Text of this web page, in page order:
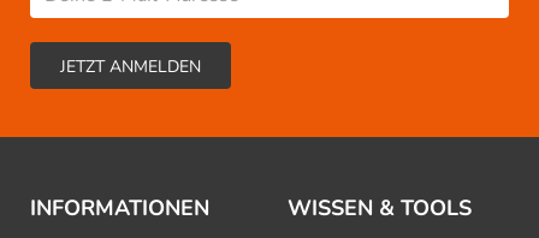
INFORMATIONEN WISSEN & TOOLS